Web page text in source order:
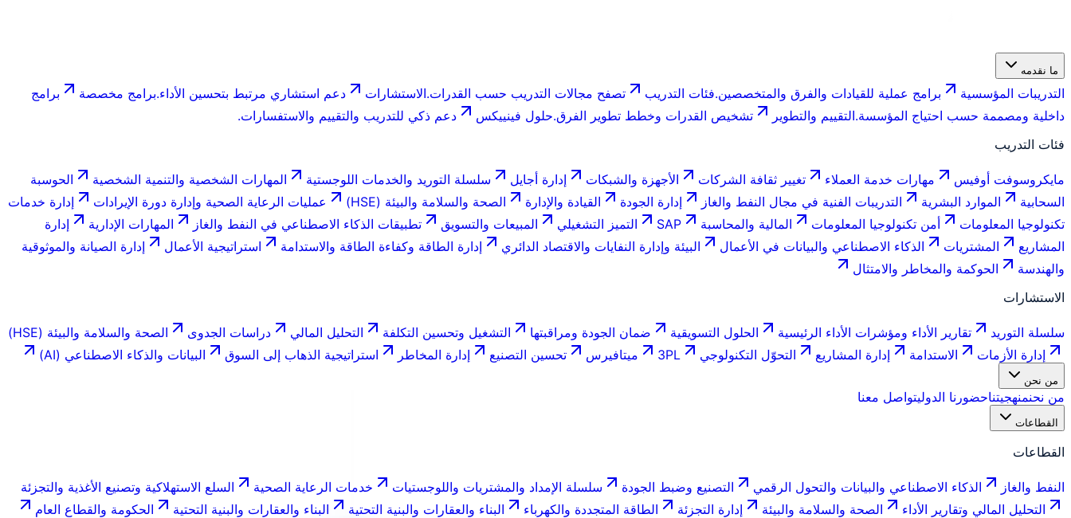
ما نقدمه
التدريبات المؤسسية برامج عملية للقيادات والفرق والمتخصصين.فئات التدريب تصفح مجالات التدريب حسب القدرات.الاستشارات دعم استشاري مرتبط بتحسين الأداء.برامج مخصصة
برامج
داخلية ومصممة حسب احتياج المؤسسة.التقييم والتطوير تشخيص القدرات وخطط تطوير الفرق.حلول فينييكس
دعم ذكي للتدريب والتقييم والاستفسارات.
فئات التدريب
مايكروسوفت أوفيس مهارات خدمة العملاء تغيير ثقافة الشركات الأجهزة والشبكات إدارة أجايل سلسلة التوريد والخدمات اللوجستية المهارات الشخصية والتنمية الشخصية
الحوسبة
السحابية
الموارد البشرية التدريبات الفنية في مجال النفط والغاز إدارة الجودة القيادة والإدارة الصحة والسلامة والبيئة (HSE) عمليات الرعاية الصحية وإدارة دورة الإيرادات
إدارة خدمات
تكنولوجيا المعلومات
أمن تكنولوجيا المعلومات المالية والمحاسبة SAP التميز التشغيلي المبيعات والتسويق تطبيقات الذكاء الاصطناعي في النفط والغاز المهارات الإدارية
إدارة
المشاريع
المشتريات الذكاء الاصطناعي والبيانات في الأعمال البيئة وإدارة النفايات والاقتصاد الدائري إدارة الطاقة وكفاءة الطاقة والاستدامة استراتيجية الأعمال
إدارة الصيانة والموثوقية
والهندسة
الحوكمة والمخاطر والامتثال
الاستشارات
سلسلة التوريد تقارير الأداء ومؤشرات الأداء الرئيسية الحلول التسويقية ضمان الجودة ومراقبتها التشغيل وتحسين التكلفة التحليل المالي دراسات الجدوى
الصحة والسلامة والبيئة (HSE)
إدارة الأزمات
الاستدامة إدارة المشاريع التحوّل التكنولوجي 3PL ميتافيرس تحسين التصنيع إدارة المخاطر استراتيجية الذهاب إلى السوق البيانات والذكاء الاصطناعي (AI)
من نحن
من نحنمنهجيتناحضورنا الدوليتواصل معنا
القطاعات
القطاعات
النفط والغاز الذكاء الاصطناعي والبيانات والتحول الرقمي التصنيع وضبط الجودة سلسلة الإمداد والمشتريات واللوجستيات خدمات الرعاية الصحية
السلع الاستهلاكية وتصنيع الأغذية والتجزئة
التحليل المالي وتقارير الأداء
الصحة والسلامة والبيئة إدارة التجزئة الطاقة المتجددة والكهرباء البناء والعقارات والبنية التحتية البناء والعقارات والبنية التحتية
الحكومة والقطاع العام